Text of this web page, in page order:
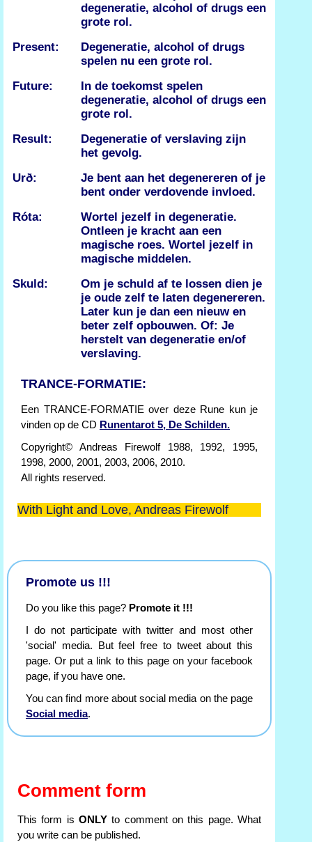
degeneratie, alcohol of drugs een
grote rol.
Present:
Degeneratie, alcohol of drugs
spelen nu een grote rol.
Future:
In de toekomst spelen
degeneratie, alcohol of drugs een
grote rol.
Result:
Degeneratie of verslaving zijn
het gevolg.
Urð:
Je bent aan het degenereren of je
bent onder verdovende invloed.
Róta:
Wortel jezelf in degeneratie.
Ontleen je kracht aan een
magische roes. Wortel jezelf in
magische middelen.
Skuld:
Om je schuld af te lossen dien je
je oude zelf te laten degenereren.
Later kun je dan een nieuw en
beter zelf opbouwen. Of: Je
herstelt van degeneratie en/of
verslaving.
TRANCE-FORMATIE:
Een TRANCE-FORMATIE over deze Rune kun je
vinden op de CD Runentarot 5, De Schilden.
Copyright© Andreas Firewolf 1988, 1992, 1995,
1998, 2000, 2001, 2003, 2006, 2010.
All rights reserved.
With Light and Love, Andreas Firewolf
Promote us !!!
Do you like this page? Promote it !!!
I do not participate with twitter and most other
'social' media. But feel free to tweet about this
page. Or put a link to this page on your facebook
page, if you have one.
You can find more about social media on the page
Social media.
Comment form
This form is ONLY to comment on this page. What
you write can be published.